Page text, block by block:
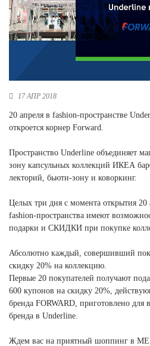
Новосибирская область (3)
Омская область (5)
Республика Башкортостан (3)
Республика Татарстан (2)
Ростовская область (2)
Самарская область (1)
Санкт-Петербург и ЛО (3)
Свердловская область (5)
Северная Осетия (2)
Смоленская область (1)
Томская область (1)
Тульская область (1)
Хакасия (1)
Ханты-Мансийский автономный округ (3)
Челябинская область (2)
Ямало-Ненецкий автономный округ (1)
17 АПР 2018
20 апреля в fashion-пространстве
откроется корнер Forward.
Пространство Underline объединяет
зону капсульных коллекций ИКЕА
лекторий, бьюти-зону и коворкинг.
Целых три дня с момента открытия 20
fashion-пространства имеют
подарки и СКИДКИ при покупке
Абсолютно каждый, совершивший
скидку 20% на коллекцию.
Первые 20 покупателей получают
600 купонов на скидку 20%,
бренда FORWARD, приготовлено для
бренда в Underline.
Ждем вас на приятный шоппинг в